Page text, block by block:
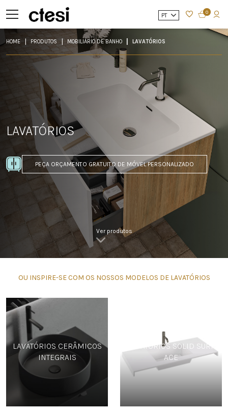
PT 0
HOME PRODUTOS MOBILIÁRIO DE BANHO LAVATÓRIOS
LAVATÓRIOS
PEÇA ORÇAMENTO GRATUITO DE MÓVEL PERSONALIZADO
Ver produtos
OU INSPIRE-SE COM OS NOSSOS MODELOS DE LAVATÓRIOS
LAVATÓRIOS CERÂMICOS
INTEGRAIS
LAVATÓRIOS SOLID SURF
ACE